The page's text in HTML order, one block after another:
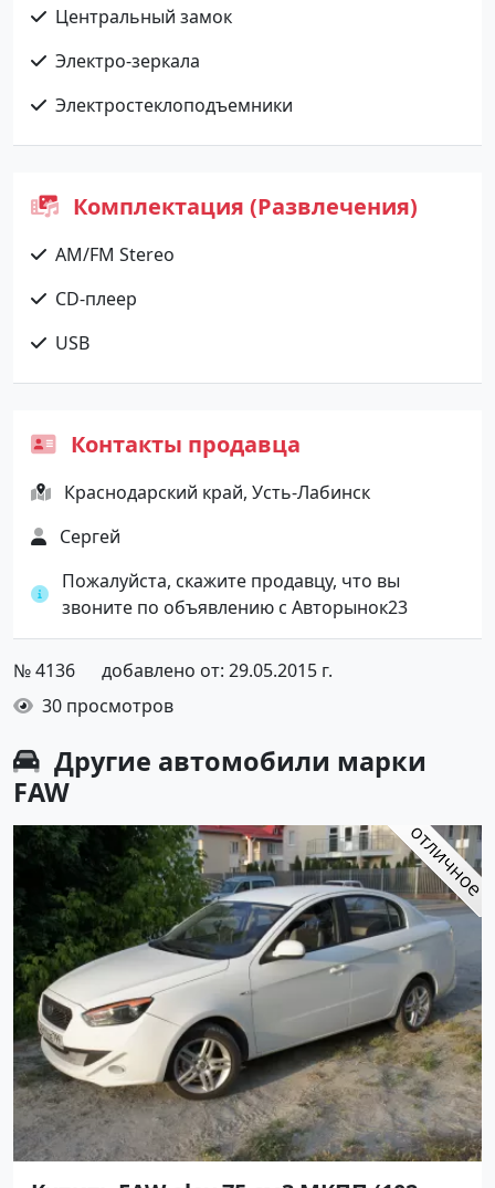
Центральный замок
Электро-зеркала
Электростеклоподъемники
Комплектация (Развлечения)
AM/FM Stereo
CD-плеер
USB
Контакты продавца
Краснодарский край, Усть-Лабинск
Сергей
Пожалуйста, скажите продавцу, что вы
звоните по объявлению с Авторынок23
№ 4136
добавлено от: 29.05.2015 г.
30 просмотров
Другие автомобили марки
FAW